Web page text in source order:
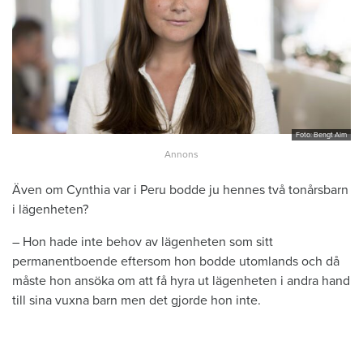
Foto: Bengt Alm
Även om Cynthia var i Peru bodde ju hennes två tonårsbarn
i lägenheten?
– Hon hade inte behov av lägenheten som sitt
permanentboende eftersom hon bodde utomlands och då
måste hon ansöka om att få hyra ut lägenheten i andra hand
till sina vuxna barn men det gjorde hon inte.